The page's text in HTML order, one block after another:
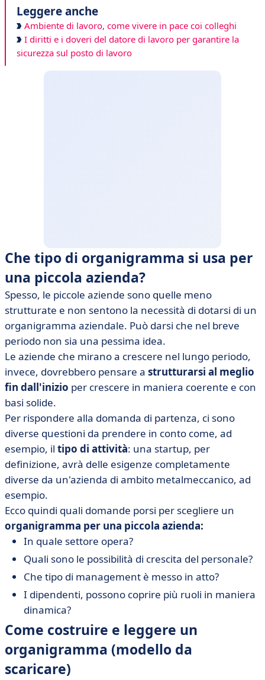
Leggere anche
Ambiente di lavoro, come vivere in pace coi colleghi
I diritti e i doveri del datore di lavoro per garantire la
sicurezza sul posto di lavoro
Che tipo di organigramma si usa per
una piccola azienda?
Spesso, le piccole aziende sono quelle meno
strutturate e non sentono la necessità di dotarsi di un
organigramma aziendale. Può darsi che nel breve
periodo non sia una pessima idea.
Le aziende che mirano a crescere nel lungo periodo,
invece, dovrebbero pensare a strutturarsi al meglio
fin dall'inizio per crescere in maniera coerente e con
basi solide.
Per rispondere alla domanda di partenza, ci sono
diverse questioni da prendere in conto come, ad
esempio, il tipo di attività: una startup, per
definizione, avrà delle esigenze completamente
diverse da un'azienda di ambito metalmeccanico, ad
esempio.
Ecco quindi quali domande porsi per scegliere un
organigramma per una piccola azienda:
In quale settore opera?
Quali sono le possibilità di crescita del personale?
Che tipo di management è messo in atto?
I dipendenti, possono coprire più ruoli in maniera
dinamica?
Come costruire e leggere un
organigramma (modello da
scaricare)